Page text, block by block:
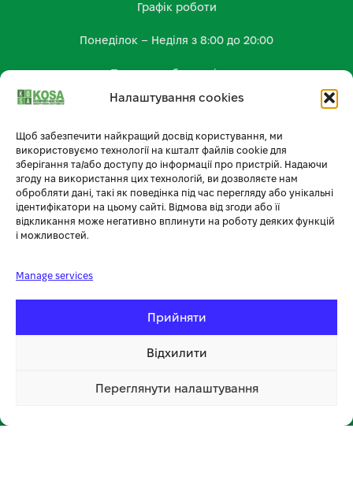
Налаштування cookies
Щоб забезпечити найкращий досвід користування, ми
використовуємо технології на кшталт файлів cookie для
зберігання та/або доступу до інформації про пристрій. Надаючи
згоду на використання цих технологій, ви дозволяєте нам
обробляти дані, такі як поведінка під час перегляду або унікальні
ідентифікатори на цьому сайті. Відмова від згоди або її
відкликання може негативно вплинути на роботу деяких функцій
і можливостей.
Manage services
Прийняти
Відхилити
Переглянути налаштування
Графік роботи
Понеділок – Неділя з 8:00 до 20:00
Працюємо без вихідних
КОНТАКТИ
+38 (096) 185-94-30
+380 (96) 796 14 54
🏪 МАГАЗИН KOSA У ТЕРНОПОЛІ
🕘 Пн–Нд: 08:00–20:00 📞